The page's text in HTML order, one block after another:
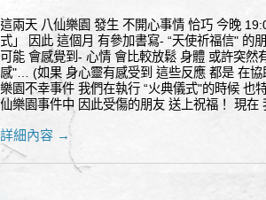
這兩天 八仙樂園 發生 不開心事情 恰巧 今晚
式」 因此 這個月 有參加書寫- “天使祈福信" 的
可能 會感覺到- 心情 會比較放鬆 身體 或許突然
感"… (如果 身心靈有感受到 這些反應 都是 在
樂園不幸事件 我們在執行 “火典儀式"的時候 也
仙樂園事件中 因此受傷的朋友 送上祝福！ 現在
詳細內容 →